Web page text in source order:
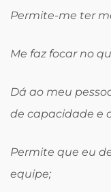
Permite-me ter
Me faz focar no
Dá ao meu
de capacidade e
Permite que eu
equipe;